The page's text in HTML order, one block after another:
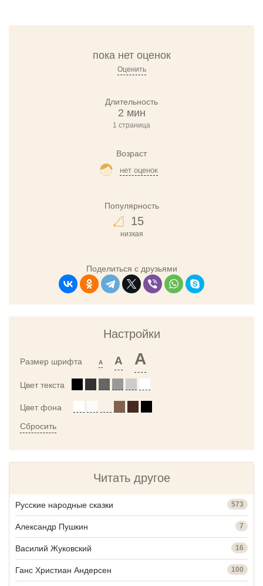
пока нет оценок
Оценить
Длительность
2 мин
1 страница
Возраст
нет оценок
Популярность
15
низкая
Поделиться с друзьями
Настройки
Размер шрифта A A A
Цвет текста
Цвет фона
Сбросить
Читать другое
Русские народные сказки 573
Александр Пушкин 7
Василий Жуковский 16
Ганс Христиан Андерсен 100